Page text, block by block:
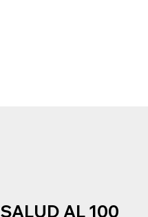
SALUD AL 100